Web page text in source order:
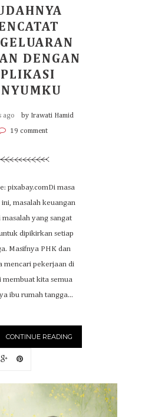
DENGAN
ago by Irawati Hamid
19 comment
pixabay.comDi masa
masalah keuangan
masalah yang sangat
dipikirkan setiap
Masifnya PHK dan
mencari pekerjaan di
membuat kita semua
ibu rumah tangga...
CONTINUE READING